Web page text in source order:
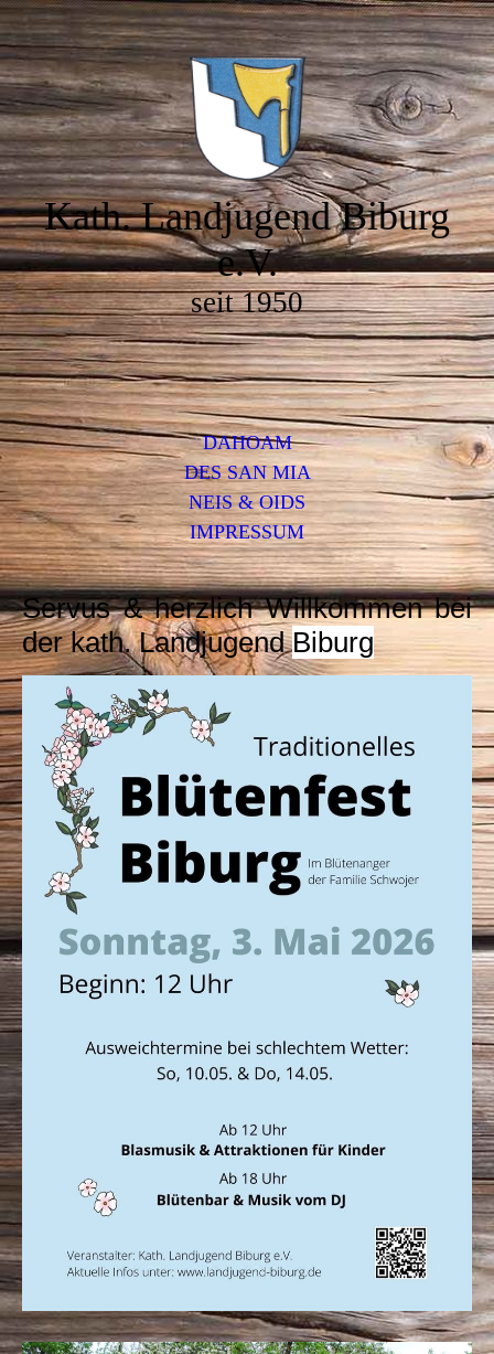
Kath. Landjugend Biburg
e.V.
seit 1950
DAHOAM
DES SAN MIA
NEIS & OIDS
IMPRESSUM
Servus & herzlich Willkommen bei
der kath. LandjugendBiburg